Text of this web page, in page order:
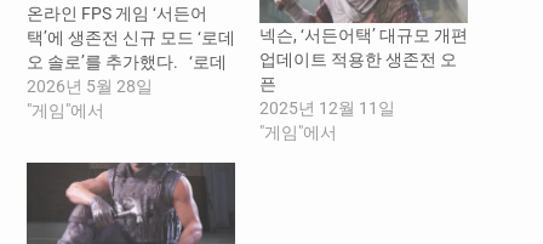
온라인 FPS 게임 ‘서든어
택’에 생존전 신규 모드 ‘로데
오 솔로’를 추가했다. ‘로데
오 솔로’는 기존 듀오 중심의
생존전 전장 ‘로데오’를 개인
텐츠다. 최대 10인의 이용자
가 대결에 참여하며, 매칭은
솔로 모드와 듀오 모드를 분
리해 진행한다. 이를 기념해
2026년 5월 28일
"게임"에서
넥슨, ‘서든어택’ 대규모 개편
업데이트 적용한 생존전 오
픈
2025년 12월 11일
"게임"에서